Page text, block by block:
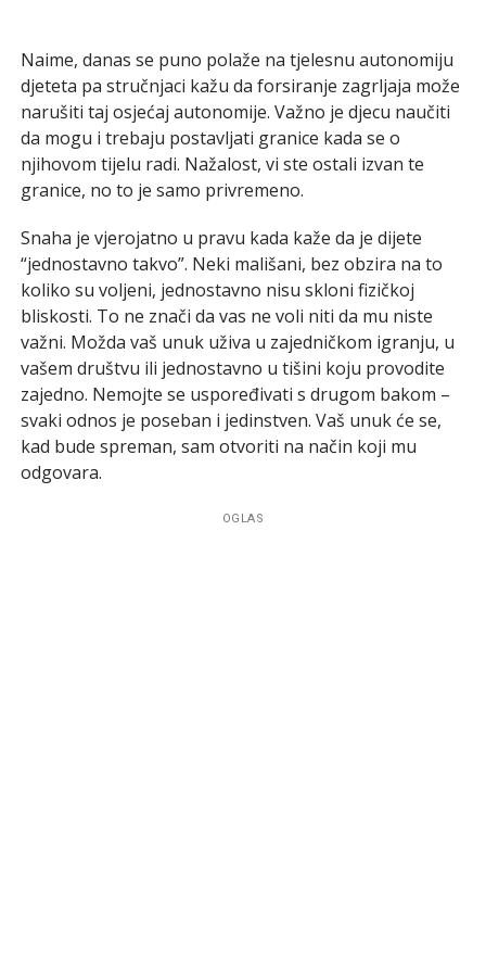
Naime, danas se puno polaže na tjelesnu autonomiju
djeteta pa stručnjaci kažu da forsiranje zagrljaja može
narušiti taj osjećaj autonomije. Važno je djecu naučiti
da mogu i trebaju postavljati granice kada se o
njihovom tijelu radi. Nažalost, vi ste ostali izvan te
granice, no to je samo privremeno.
Snaha je vjerojatno u pravu kada kaže da je dijete
“jednostavno takvo”. Neki mališani, bez obzira na to
koliko su voljeni, jednostavno nisu skloni fizičkoj
bliskosti. To ne znači da vas ne voli niti da mu niste
važni. Možda vaš unuk uživa u zajedničkom igranju, u
vašem društvu ili jednostavno u tišini koju provodite
zajedno. Nemojte se uspoređivati s drugom bakom –
svaki odnos je poseban i jedinstven. Vaš unuk će se,
kad bude spreman, sam otvoriti na način koji mu
odgovara.
OGLAS